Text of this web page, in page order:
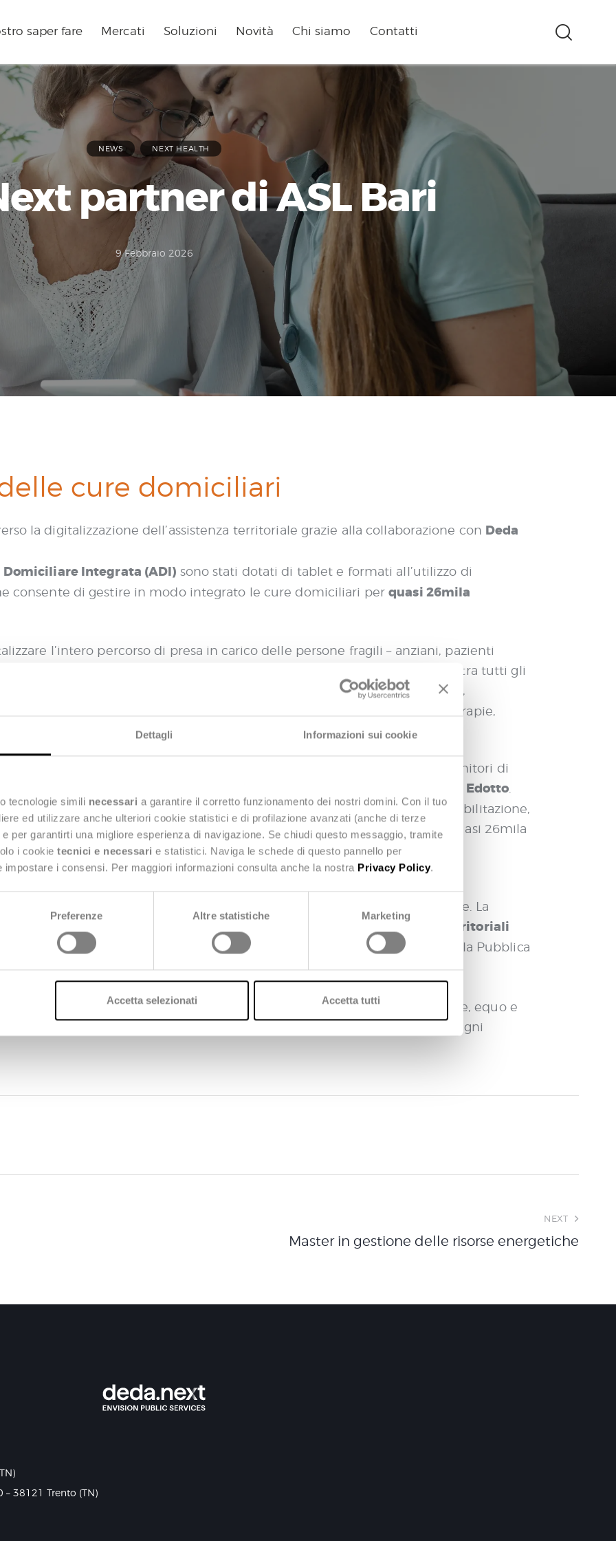
Dettagli Informazioni sui cookie
o tecnologie simili necessari a garantire il corretto funzionamento dei nostri domini. Con il tuo
ed utilizzare anche ulteriori cookie statistici e di profilazione avanzati (anche di terze
per garantirti una migliore esperienza di navigazione. Se chiudi questo messaggio, tramite
i cookie tecnici e necessari e statistici. Naviga le schede di questo pannello per
i consensi. Per maggiori informazioni consulta anche la nostra Privacy Policy.
Preferenze Altre statistiche Marketing
Accetta selezionati Accetta tutti
saper fare Mercati Soluzioni Novità Chi siamo Contatti
NEWS NEXT HEALTH
partner di ASL Bari
9 Febbraio 2026
cure domiciliari
la digitalizzazione dell’assistenza territoriale grazie alla collaborazione con Deda
Integrata (ADI) sono stati dotati di tablet e formati all’utilizzo di
consente di gestire in modo integrato le cure domiciliari perquasi 26mila
l’intero percorso di presa in carico delle persone fragili – anziani, pazienti
post-ospedaliero – favorendo la condivisione delle informazioni cliniche tra tutti gli
infermieri e servizi territoriali. La
cartella digitale del paziente
,
dell’assistito, consente di monitorare in tempo reale l’evoluzione delle terapie,
continuità assistenziale anche in caso di cambio operatore.
tra ASL Bari, Distretti socio-sanitari, Comuni, Ambiti Sociali Territoriali e fornitori di
anche grazie all’interconnessione con il
Sistema informativo regionale Edotto
del Dipartimento di Assistenza Territoriale e del Dipartimento di Riabilitazione,
delle cure erogate ai pazienti ADI: nel 2024 sono stati presi in carico quasi 26mila
600mila prestazioni erogate(+20%).
figurano la riduzione dei tempi di attivazione dei servizi, il miglior
e una maggiore sicurezza nella gestione delle informazioni cliniche. La
Centrali Operative Territoriali
– Missione Salute
e con le normative nazionali sulla digitalizzazione della Pubblica
un passo importante verso un modello di welfare più efficiente, equo e
in modo concreto l’esperienza di cura delle persone fragili e con bisogni
NEXT
Master in gestione delle risorse energetiche
38121 Trento (TN)